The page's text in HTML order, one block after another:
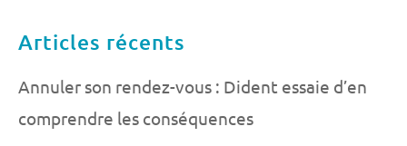
Articles récents
Annuler son rendez-vous : Dident essaie d’en
comprendre les conséquences